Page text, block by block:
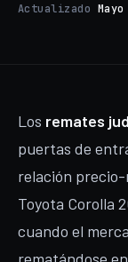
Actualizado
Los remates
puertas de
relación precio-
Toyota Corolla
cuando el